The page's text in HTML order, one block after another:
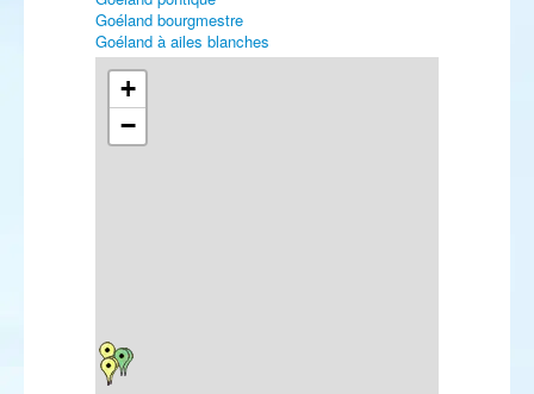
Goéland bourgmestre
Goéland à ailes blanches
Guifette moustac
Guifette leucoptère
Sterne hansel
Sterne caugek
Sterne voyageuse
Traquet du désert
Phragmite aquatique
Fauvette orphée
+
−